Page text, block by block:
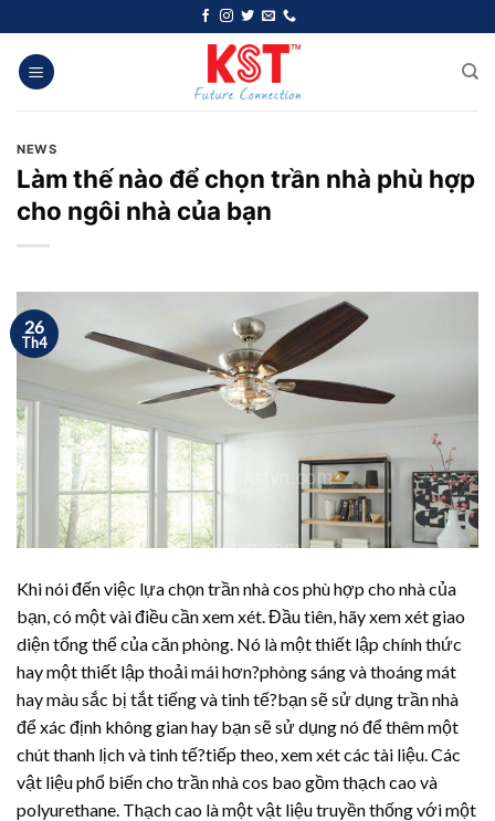
đến
nội
dung
NEWS
Làm thế nào để chọn trần nhà phù hợp
cho ngôi nhà của bạn
26
Th4
Khi nói đến việc lựa chọn trần nhà cos phù hợp cho nhà của
bạn, có một vài điều cần xem xét. Đầu tiên, hãy xem xét giao
diện tổng thể của căn phòng. Nó là một thiết lập chính thức
hay một thiết lập thoải mái hơn?phòng sáng và thoáng mát
hay màu sắc bị tắt tiếng và tinh tế?bạn sẽ sử dụng trần nhà
để xác định không gian hay bạn sẽ sử dụng nó để thêm một
chút thanh lịch và tinh tế?tiếp theo, xem xét các tài liệu. Các
vật liệu phổ biến cho trần nhà cos bao gồm thạch cao và
polyurethane. Thạch cao là một vật liệu truyền thống với một